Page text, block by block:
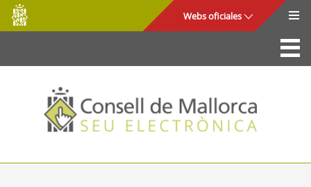
Saltar al contenido principal
Consell
de
Mallorca
Webs oficiales
La Sede
Consejo de Mallorca
Acceso y seguridad
Utilidades